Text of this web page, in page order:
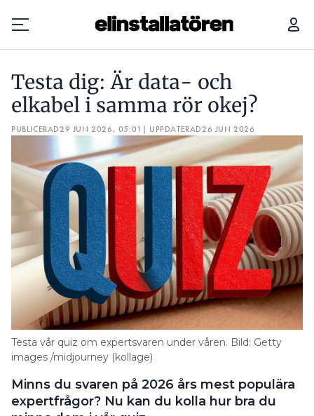
Prenumerera
Hantera prenumeration
Lediga jobb
Annonsera
Läs E-tidningen
Om tidningen
Kontakt
Personuppgifter
Search for:
SEARCH
Testa dig: Är data- och
elkabel i samma rör okej?
PUBLICERAD29 JUN 2026, 05:01 | UPPDATERAD26 JUN 2026
Testa vår quiz om expertsvaren under våren. Bild: Getty
images /midjourney (kollage)
Minns du svaren på 2026 års mest populära
expertfrågor? Nu kan du kolla hur bra du